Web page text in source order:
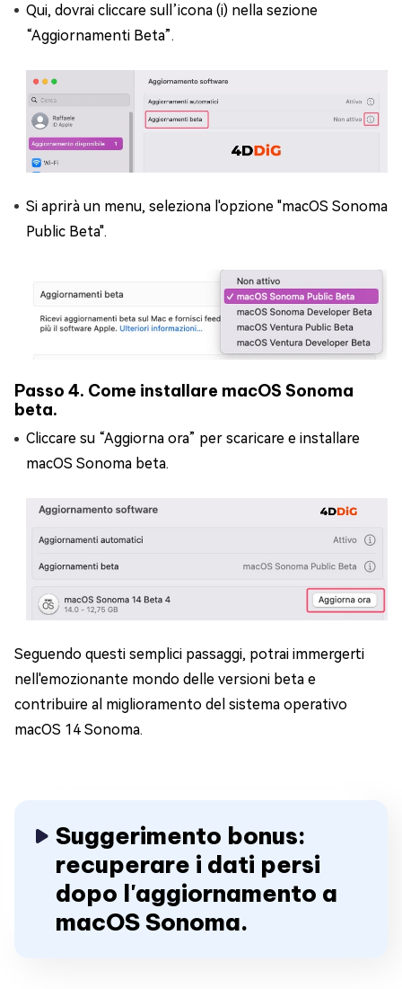
Qui, dovrai cliccare sull’icona (i) nella sezione
“Aggiornamenti Beta”.
Si aprirà un menu, seleziona l'opzione "macOS Sonoma
Public Beta".
Passo 4. Come installare macOS Sonoma
beta.
Cliccare su “Aggiorna ora” per scaricare e installare
macOS Sonoma beta.
Seguendo questi semplici passaggi, potrai immergerti
nell'emozionante mondo delle versioni beta e
contribuire al miglioramento del sistema operativo
macOS 14 Sonoma.
Suggerimento bonus:
recuperare i dati persi
dopo l'aggiornamento a
macOS Sonoma.